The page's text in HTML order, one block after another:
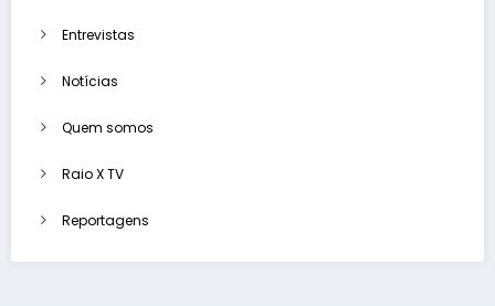
Entrevistas
Notícias
Quem somos
Raio X TV
Reportagens